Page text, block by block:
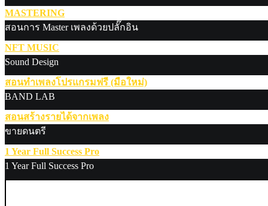
MASTERING
สอนการ Master เพลงด้วยปลั๊กอิน
NFT MUSIC
Sound Design
สอนทำเพลงโปรแกรมฟรี (มือใหม่)
BAND LAB
สอนสร้างรายได้จากเพลง
ขายดนตรี
1 Year Full Success Pro
1 Year Full Success Pro